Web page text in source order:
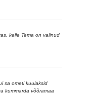
kelle Tema on valinud
sa ometi kuulaksid
kummarda võõramaa